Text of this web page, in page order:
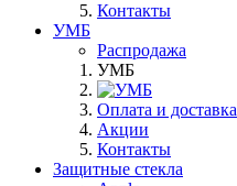
Контакты
УМБ
Распродажа
УМБ
Оплата и доставка
Акции
Контакты
Защитные стекла